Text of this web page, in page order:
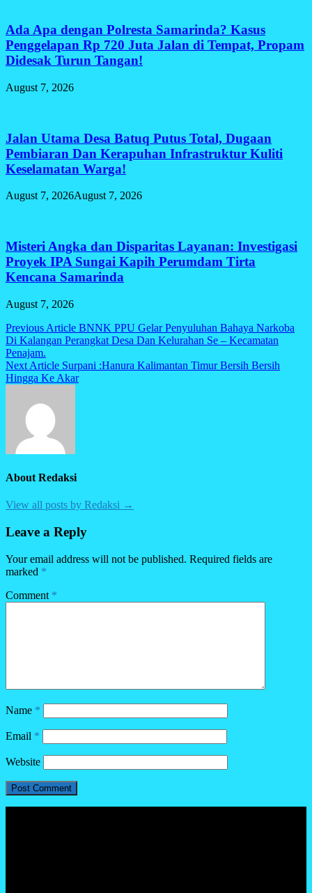
Ada Apa dengan Polresta Samarinda? Kasus
Penggelapan Rp 720 Juta Jalan di Tempat, Propam
Didesak Turun Tangan!
August 7, 2026
Jalan Utama Desa Batuq Putus Total, Dugaan
Pembiaran Dan Kerapuhan Infrastruktur Kuliti
Keselamatan Warga!
August 7, 2026August 7, 2026
Misteri Angka dan Disparitas Layanan: Investigasi
Proyek IPA Sungai Kapih Perumdam Tirta
Kencana Samarinda
August 7, 2026
Post
navigation
Previous Article BNNK PPU Gelar Penyuluhan Bahaya Narkoba
Di Kalangan Perangkat Desa Dan Kelurahan Se – Kecamatan
Penajam.
Next Article Surpani :Hanura Kalimantan Timur Bersih Bersih
Hingga Ke Akar
About Redaksi
View all posts by Redaksi →
Leave a Reply
Your email address will not be published. Required fields are
marked *
Comment *
Name *
Email *
Website